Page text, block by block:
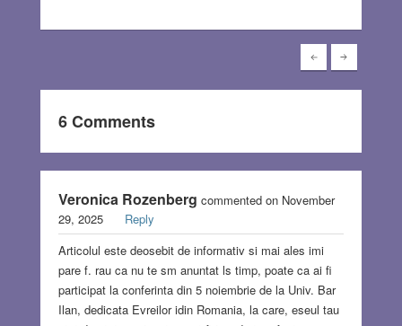
6 Comments
Veronica Rozenberg commented on November
29, 2025
Reply
Articolul este deosebit de informativ si mai ales imi
pare f. rau ca nu te sm anuntat ls timp, poate ca ai fi
participat la conferinta din 5 noiembrie de la Univ. Bar
Ilan, dedicata Evreilor idin Romania, la care, eseul tau